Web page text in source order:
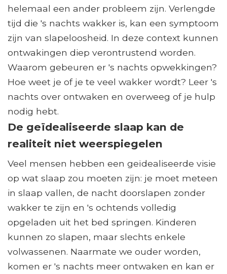
helemaal een ander probleem zijn. Verlengde
tijd die 's nachts wakker is, kan een symptoom
zijn van slapeloosheid. In deze context kunnen
ontwakingen diep verontrustend worden.
Waarom gebeuren er 's nachts opwekkingen?
Hoe weet je of je te veel wakker wordt? Leer 's
nachts over ontwaken en overweeg of je hulp
nodig hebt.
De geïdealiseerde slaap kan de
realiteit niet weerspiegelen
Veel mensen hebben een geïdealiseerde visie
op wat slaap zou moeten zijn: je moet meteen
in slaap vallen, de nacht doorslapen zonder
wakker te zijn en 's ochtends volledig
opgeladen uit het bed springen. Kinderen
kunnen zo slapen, maar slechts enkele
volwassenen. Naarmate we ouder worden,
komen er 's nachts meer ontwaken en kan er